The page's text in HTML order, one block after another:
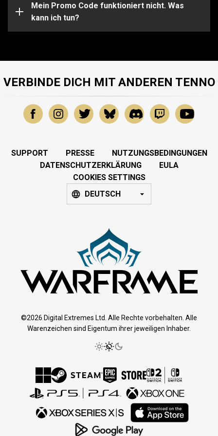
Mein Promo Code funktioniert nicht. Was
kann ich tun?
Unterstützung bei bestimmten Problemen sende bitte
eine Anfrage an unser
VERBINDE DICH MIT ANDEREN TENNO
SUPPORT PRESSE
NUTZUNGSBEDINGUNGEN
DATENSCHUTZERKLÄRUNG
EULA
COOKIES SETTINGS
DEUTSCH
©2026 Digital Extremes Ltd. Alle Rechte vorbehalten. Alle
Warenzeichen sind Eigentum ihrer jeweiligen Inhaber.